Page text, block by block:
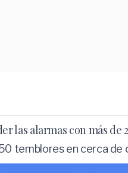
las alarmas con más de
temblores en cerca